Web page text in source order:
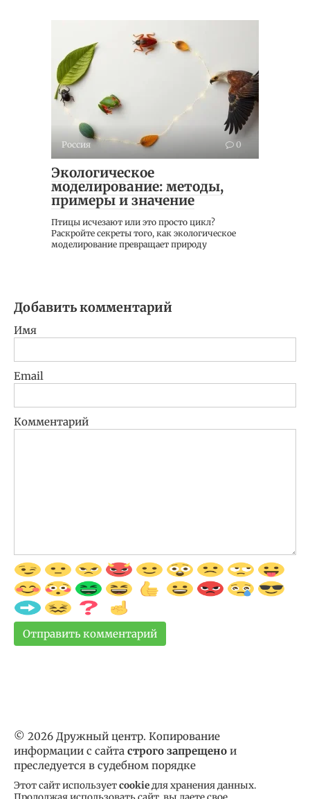
Россия 0
Экологическое
моделирование: методы,
примеры и значение
Птицы исчезают или это просто цикл?
Раскройте секреты того, как экологическое
моделирование превращает природу
Добавить комментарий
Имя
Email
Комментарий
© 2026 Дружный центр. Копирование
информации с сайта строго запрещено и
преследуется в судебном порядке
Этот сайт используетcookieдля хранения данных.